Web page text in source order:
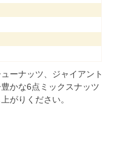
ーナッツ、ジャイアント
かな6点ミックスナッツ
がりください。